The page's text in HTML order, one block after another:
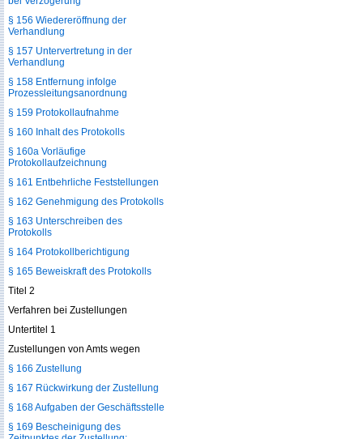
§ 156 Wiedereröffnung der
Verhandlung
§ 157 Untervertretung in der
Verhandlung
§ 158 Entfernung infolge
Prozessleitungsanordnung
§ 159 Protokollaufnahme
§ 160 Inhalt des Protokolls
§ 160a Vorläufige
Protokollaufzeichnung
§ 161 Entbehrliche Feststellungen
§ 162 Genehmigung des Protokolls
§ 163 Unterschreiben des
Protokolls
§ 164 Protokollberichtigung
§ 165 Beweiskraft des Protokolls
Titel 2
Verfahren bei Zustellungen
Untertitel 1
Zustellungen von Amts wegen
§ 166 Zustellung
§ 167 Rückwirkung der Zustellung
§ 168 Aufgaben der Geschäftsstelle
§ 169 Bescheinigung des